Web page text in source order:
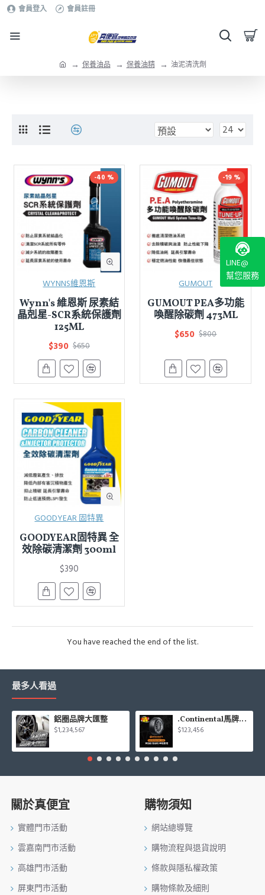
會員登入 會員註冊
保養油品 保養油精 油泥清洗劑
-40 %
WYNNS維恩斯
Wynn's 維恩斯 尿素結
晶剋星-SCR系統保護劑
125ML
$390 $650
-19 %
GUMOUT
GUMOUT PEA多功能
喚醒除碳劑 473ML
$650 $800
GOODYEAR 固特異
GOODYEAR固特異 全
效除碳清潔劑 300ml
$390
You have reached the end of the list.
最多人看過
鋁圈品牌大匯整
$1,234,567
.Continental馬牌CCK輪胎特價專區
$123,456
關於真便宜
實體門市活動
雲嘉南門市活動
高雄門市活動
屏東門市活動
購物須知
網站總導覽
購物流程與退貨說明
條款與隱私權政策
購物條款及細則
LINE@
幫您服務